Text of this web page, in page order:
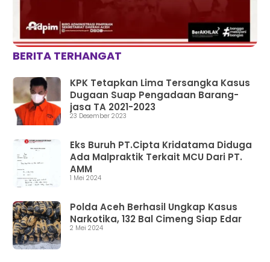
BERITA TERHANGAT
KPK Tetapkan Lima Tersangka Kasus
Dugaan Suap Pengadaan Barang-
jasa TA 2021-2023
23 Desember 2023
Eks Buruh PT.Cipta Kridatama Diduga
Ada Malpraktik Terkait MCU Dari PT.
AMM
1 Mei 2024
Polda Aceh Berhasil Ungkap Kasus
Narkotika, 132 Bal Cimeng Siap Edar
2 Mei 2024